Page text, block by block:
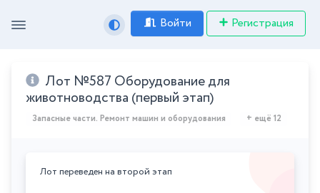
Войти Регистрация
Лот №587 Оборудование для
животноводства (первый этап)
Запасные части. Ремонт машин и оборудования + ещё 12
Лот переведен на второй этап